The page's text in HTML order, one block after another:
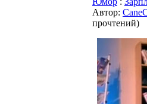
Автор:
прочтений)